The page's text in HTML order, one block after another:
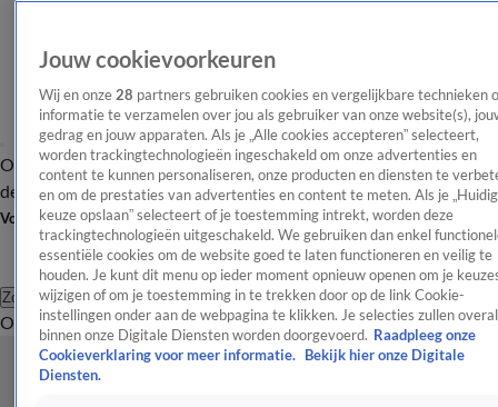
OverzichtAfleveringen Entertainment TV Algemeen
Tip
de redactieNieuwsbrief
Volg Shownieuws
Zoeken
OverzichtEntertainmentSpraakmakendRealityCrimeVideo's
Jouw cookievoorkeuren
Wij en onze 28 partners gebruiken cookies en vergelijkbare technieken
informatie te verzamelen over jou als gebruiker van onze website(s),
gedrag en jouw apparaten. Als je „Alle cookies accepteren” selecteert,
worden trackingtechnologieën ingeschakeld om onze advertenties en
content te kunnen personaliseren, onze producten en diensten te
en om de prestaties van advertenties en content te meten. Als je
keuze opslaan” selecteert of je toestemming intrekt, worden deze
trackingtechnologieën uitgeschakeld. We gebruiken dan enkel
essentiële cookies om de website goed te laten functioneren en veilig te
houden. Je kunt dit menu op ieder moment opnieuw openen om je
wijzigen of om je toestemming in te trekken door op de link Cookie-
instellingen onder aan de webpagina te klikken. Je selecties zullen overal
binnen onze Digitale Diensten worden doorgevoerd. Raadpleeg onze
Cookieverklaring voor meer informatie.
Bekijk hier onze Digitale
Diensten.